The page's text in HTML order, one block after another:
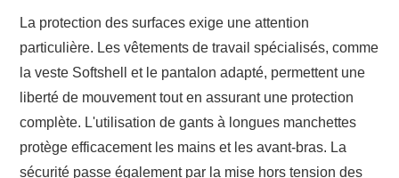
La protection des surfaces exige une attention
particulière. Les vêtements de travail spécialisés, comme
la veste Softshell et le pantalon adapté, permettent une
liberté de mouvement tout en assurant une protection
complète. L'utilisation de gants à longues manchettes
protège efficacement les mains et les avant-bras. La
sécurité passe également par la mise hors tension des